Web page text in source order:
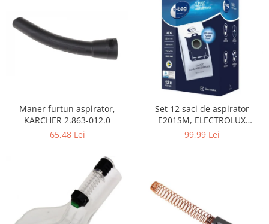
Maner furtun aspirator,
KARCHER 2.863-012.0
65,48 Lei
Set 12 saci de aspirator
E201SM, ELECTROLUX
9001684811, CLASSIC LONG
99,99 Lei